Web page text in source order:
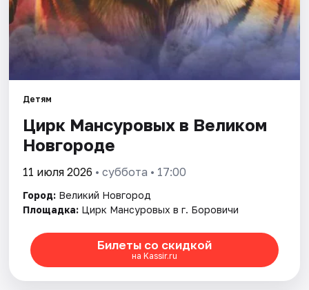
Детям
Цирк Мансуровых в Великом
Новгороде
11 июля 2026 • суббота • 17:00
Город: Великий Новгород
Площадка: Цирк Мансуровых в г. Боровичи
Билеты со скидкой
на Kassir.ru